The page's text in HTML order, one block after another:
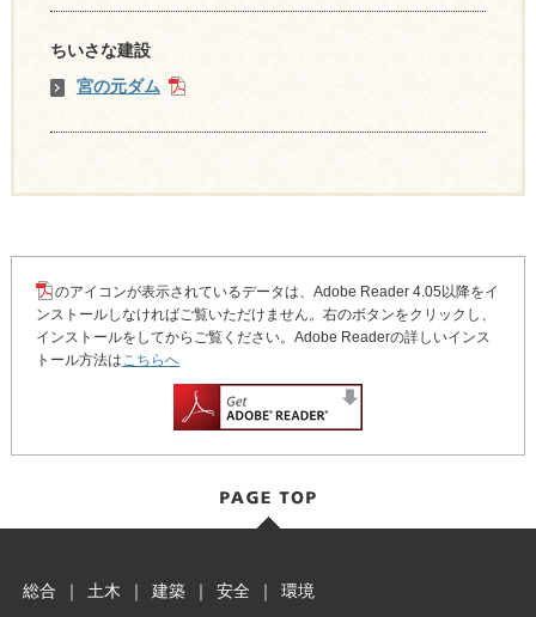
ちいさな建設
宮の元ダム
のアイコンが表示されているデータは、Adobe Reader 4.05以降をイ
ンストールしなければご覧いただけません。右のボタンをクリックし、
インストールをしてからご覧ください。Adobe Readerの詳しいインス
トール方法はこちらへ
総合 ｜ 土木 ｜ 建築 ｜ 安全 ｜ 環境